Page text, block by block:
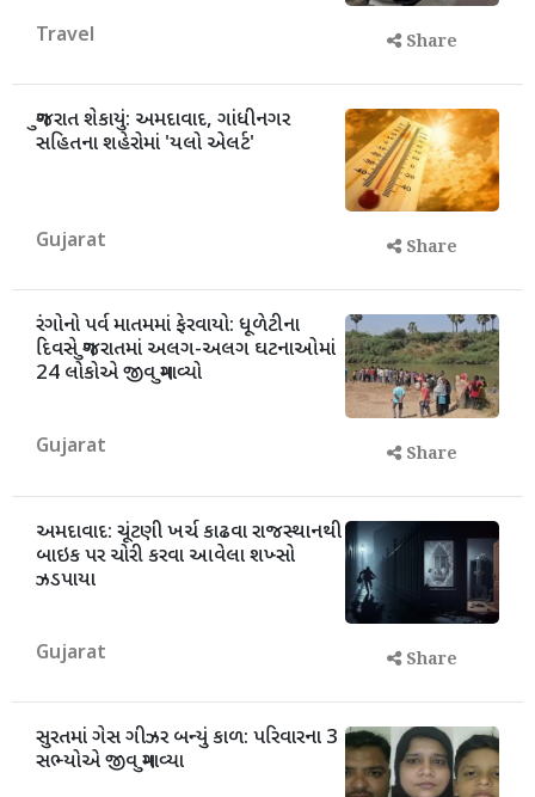
Travel Share
ગુજરાત શેકાયું: અમદાવાદ, ગાંધીનગર
સહિતના શહેરોમાં 'યલો એલર્ટ'
Gujarat Share
રંગોનો પર્વ માતમમાં ફેરવાયો: ધૂળેટીના
દિવસે ગુજરાતમાં અલગ-અલગ ઘટનાઓમાં
24 લોકોએ જીવ ગુમાવ્યો
Gujarat Share
અમદાવાદ: ચૂંટણી ખર્ચ કાઢવા રાજસ્થાનથી
બાઇક પર ચોરી કરવા આવેલા શખ્સો
ઝડપાયા
Gujarat Share
સુરતમાં ગેસ ગીઝર બન્યું કાળ: પરિવારના 3
સભ્યોએ જીવ ગુમાવ્યા